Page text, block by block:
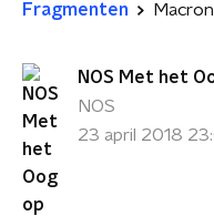
Fragmenten
NOS Met het
NOS
23 april 2018